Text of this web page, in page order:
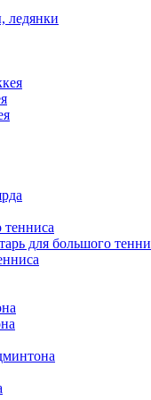
ледянки
тенниса
для большого